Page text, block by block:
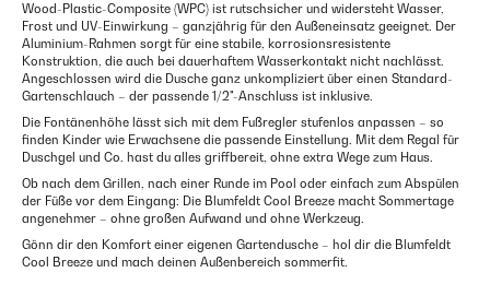
Wood-Plastic-Composite (WPC) ist rutschsicher und widersteht Wasser,
Frost und UV-Einwirkung – ganzjährig für den Außeneinsatz geeignet. Der
Aluminium-Rahmen sorgt für eine stabile, korrosionsresistente
Konstruktion, die auch bei dauerhaftem Wasserkontakt nicht nachlässt.
Angeschlossen wird die Dusche ganz unkompliziert über einen Standard-
Gartenschlauch – der passende 1/2"-Anschluss ist inklusive.
Die Fontänenhöhe lässt sich mit dem Fußregler stufenlos anpassen – so
finden Kinder wie Erwachsene die passende Einstellung. Mit dem Regal für
Duschgel und Co. hast du alles griffbereit, ohne extra Wege zum Haus.
Ob nach dem Grillen, nach einer Runde im Pool oder einfach zum Abspülen
der Füße vor dem Eingang: Die Blumfeldt Cool Breeze macht Sommertage
angenehmer – ohne großen Aufwand und ohne Werkzeug.
Gönn dir den Komfort einer eigenen Gartendusche – hol dir die Blumfeldt
Cool Breeze und mach deinen Außenbereich sommerfit.